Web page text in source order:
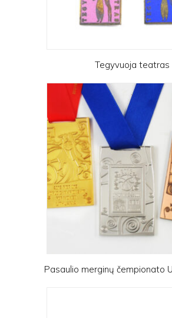
Tegyvuoja teatras
Pasaulio merginų čempionato